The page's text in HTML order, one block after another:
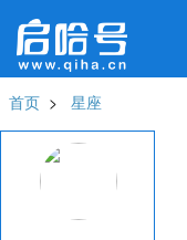
首页 > 星座